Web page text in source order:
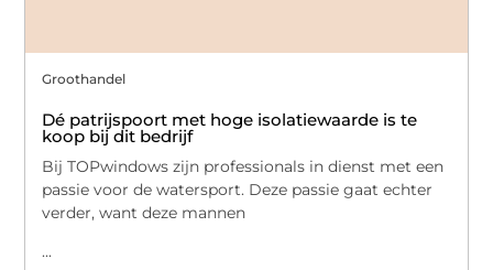
Groothandel
Dé patrijspoort met hoge isolatiewaarde is te
koop bij dit bedrijf
Bij TOPwindows zijn professionals in dienst met een
passie voor de watersport. Deze passie gaat echter
verder, want deze mannen
...